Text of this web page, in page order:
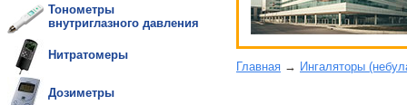
Тонометры
внутриглазного давления
Нитратомеры
Дозиметры
Главная → Ингаляторы